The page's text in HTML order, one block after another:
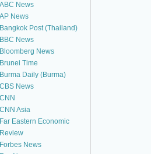
ABC News
AP News
Bangkok Post (Thailand)
BBC News
Bloomberg News
Brunei Time
Burma Daily (Burma)
CBS News
CNN
CNN Asia
Far Eastern Economic
Review
Forbes News